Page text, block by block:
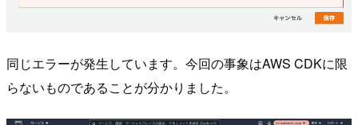
同じエラーが発生しています。今回の事象はAWS CDKに限
らないものであることが分かりました。